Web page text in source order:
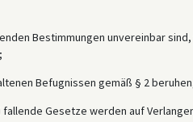
Bestimmungen unvereinbar
Befugnissen gemäß § 2
Gesetze werden auf